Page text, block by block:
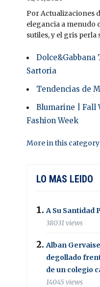
Por Actualizaciones
elegancia a menudo
sutiles, y el gris perla
Dolce&Gabbana
Sartoria
Tendencias de
Blumarine | Fall
Fashion Week
More in this
LO MAS LEIDO
A Su Santidad
38031 views
Alban
degollado
de un colegio
14045 views